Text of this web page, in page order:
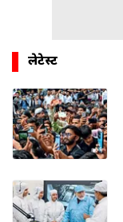
लेटेस्ट